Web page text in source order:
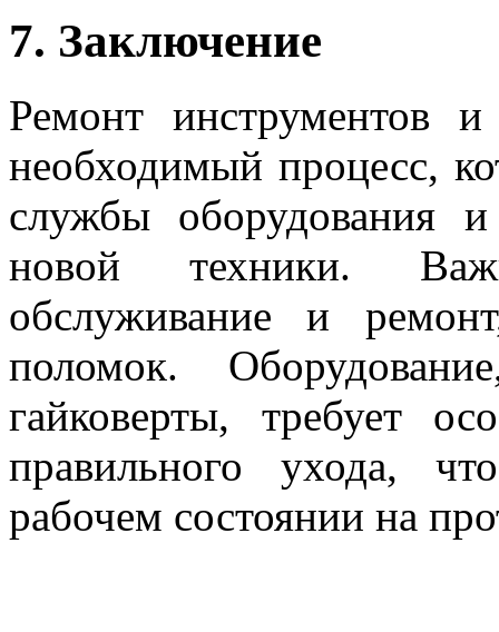
7. Заключение
Ремонт инструментов
необходимый процесс,
службы оборудования
новой техники.
обслуживание и
поломок.
гайковерты, требует
правильного ухода,
рабочем состоянии на